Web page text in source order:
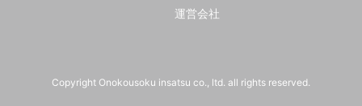
運営会社
Copyright Onokousoku insatsu co., ltd. all rights reserved.